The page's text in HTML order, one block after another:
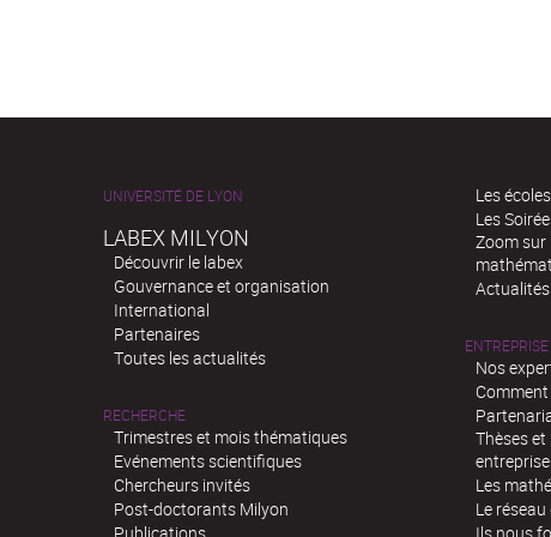
UNIVERSITÉ DE LYON
LABEX MILYON
Découvrir le labex
Gouvernance et organisation
International
Partenaires
Toutes les actualités
RECHERCHE
Trimestres et mois thématiques
Evénements scientifiques
Chercheurs invités
Post-doctorants Milyon
Les
Les
Zoom sur
Actualités
ENTREPRISE
Nos
Thèses
Les
Le réseau